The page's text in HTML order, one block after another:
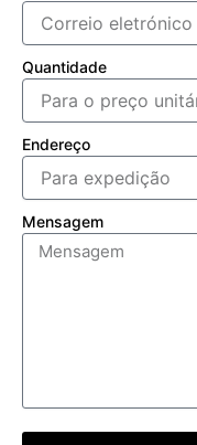
Quantidade
Endereço
Mensagem